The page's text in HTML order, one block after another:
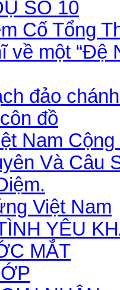
SỐ 10
Cố Tổng
về một “Đệ
đảo
đồ
Nam
Và Câu
Việt Nam
YÊU
MẮT